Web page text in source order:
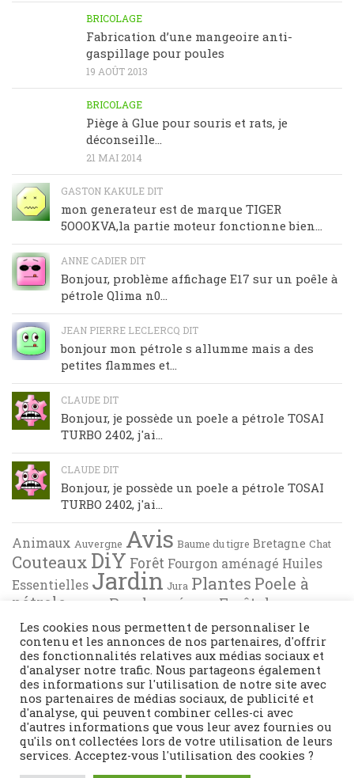
BRICOLAGE
Fabrication d’une mangeoire anti-
gaspillage pour poules
19 AOÛT 2013
BRICOLAGE
Piège à Glue pour souris et rats, je
déconseille…
21 MAI 2014
GASTON KAKULE DIT
mon generateur est de marque TIGER
5OOOKVA,la partie moteur fonctionne bien...
ANNE CADIER DIT
Bonjour, problème affichage E17 sur un poêle à
pétrole Qlima n0...
JEAN PIERRE LECLERCQ DIT
bonjour mon pétrole s allumme mais a des
petites flammes et...
CLAUDE DIT
Bonjour, je possède un poele a pétrole TOSAI
TURBO 2402, j'ai...
CLAUDE DIT
Bonjour, je possède un poele a pétrole TOSAI
TURBO 2402, j'ai...
Animaux Auvergne Avis Baume du tigre Bretagne Chat
Couteaux DiY Forêt Fourgon aménagé Huiles
Essentielles Jardin Jura Plantes Poele à
pétrole
Randonnée en Forêt de
Brocéliande Recette de cuisine Tests
Les cookies nous permettent de personnaliser le
contenu et les annonces de nos partenaires, d'offrir
des fonctionnalités relatives aux médias sociaux et
d'analyser notre trafic. Nous partageons également
des informations sur l'utilisation de notre site avec
nos partenaires de médias sociaux, de publicité et
d'analyse, qui peuvent combiner celles-ci avec
d'autres informations que vous leur avez fournies ou
qu'ils ont collectées lors de votre utilisation de leurs
services. Acceptez-vous l'utilisation des cookies ?